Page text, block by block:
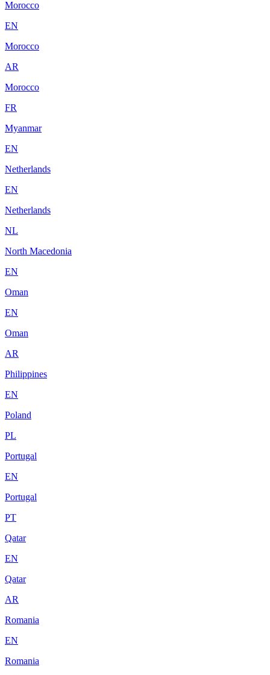
Morocco
EN
Morocco
AR
Morocco
FR
Myanmar
EN
Netherlands
EN
Netherlands
NL
North Macedonia
EN
Oman
EN
Oman
AR
Philippines
EN
Poland
PL
Portugal
EN
Portugal
PT
Qatar
EN
Qatar
AR
Romania
EN
Romania